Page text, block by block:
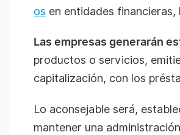
os en entidades financieras,
Las empresas generarán
productos o servicios,
capitalización, con los
Lo aconsejable será,
mantener una